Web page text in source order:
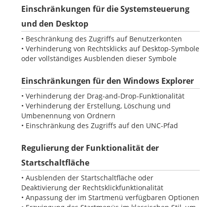
Einschränkungen für die Systemsteuerung
und den Desktop
• Beschränkung des Zugriffs auf Benutzerkonten
• Verhinderung von Rechtsklicks auf Desktop-Symbole
oder vollständiges Ausblenden dieser Symbole
Einschränkungen für den Windows Explorer
• Verhinderung der Drag-and-Drop-Funktionalität
• Verhinderung der Erstellung, Löschung und
Umbenennung von Ordnern
• Einschränkung des Zugriffs auf den UNC-Pfad
Regulierung der Funktionalität der
Startschaltfläche
• Ausblenden der Startschaltfläche oder
Deaktivierung der Rechtsklickfunktionalität
• Anpassung der im Startmenü verfügbaren Optionen